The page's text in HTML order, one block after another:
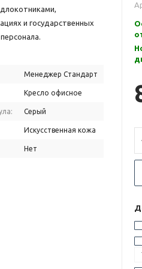
и государственных
Менеджер Стандарт
Кресло офисное
Серый
Искусственная кожа
Нет